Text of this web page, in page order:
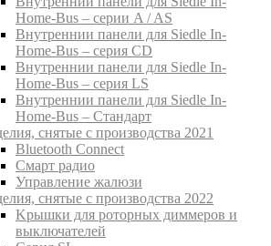
Home-Bus – серии A / AS
Внутреннии панели для Siedle In-
Home-Bus – серия CD
Внутреннии панели для Siedle In-
Home-Bus – серия LS
Внутреннии панели для Siedle In-
Home-Bus – Стандарт
снятые с производства 2021
Bluetooth Connect
Смарт радио
Управление жалюзи
снятые с производства 2022
Kрышки для роторных диммеров и
выключателей